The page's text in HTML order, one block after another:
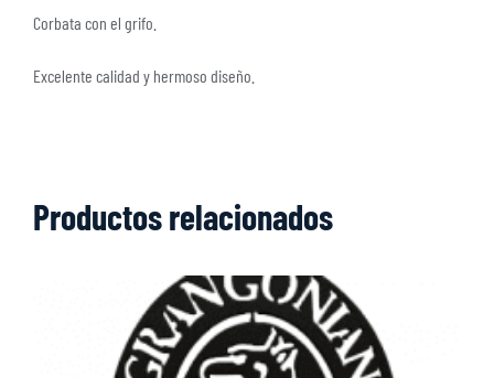
Corbata con el grifo.
Excelente calidad y hermoso diseño.
Productos relacionados